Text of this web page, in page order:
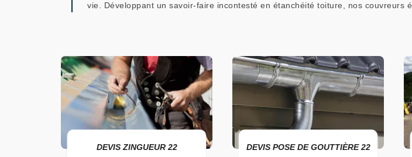
vie. Développant un savoir-faire incontesté en étanchéité toiture, nos couvreurs
DEVIS ZINGUEUR 22 DEVIS POSE DE GOUTTIÈRE 22